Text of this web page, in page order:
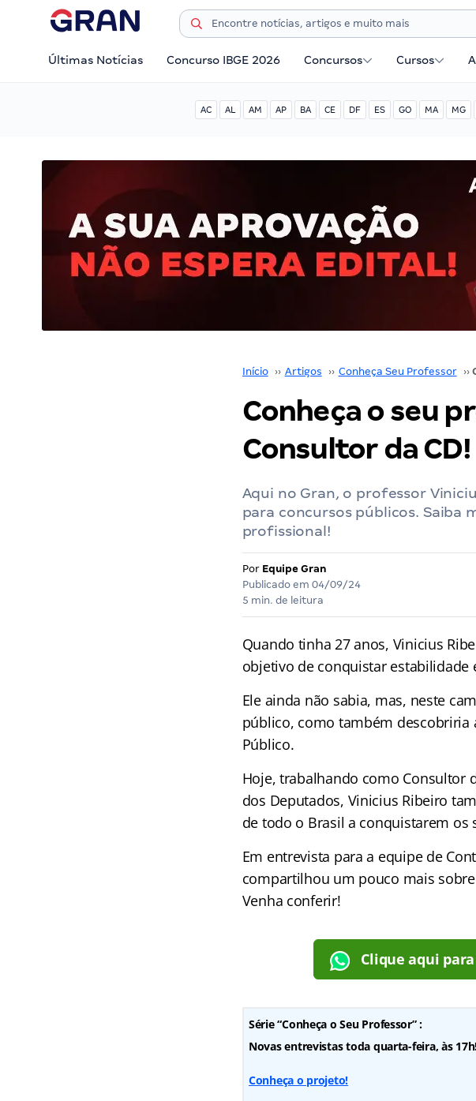
Últimas Notícias Concurso IBGE 2026 Concursos Cursos
AC AL AM AP BA CE DF ES GO MA MG
Início ›› Artigos ›› Conheça Seu Professor ››
Conheça o seu
Consultor da CD!
Aqui no Gran, o professor
para concursos públicos. Saiba
profissional!
Por Equipe Gran
Publicado em 04/09/24
5 min. de leitura
Quando tinha 27 anos, Vinicius
objetivo de conquistar
Ele ainda não sabia, mas, neste
público, como também descobriria
Público.
Hoje, trabalhando como Consultor
dos Deputados, Vinicius Ribeiro
de todo o Brasil a conquistarem os
Em entrevista para a equipe de
compartilhou um pouco mais
Venha conferir!
Clique aqui
Série “Conheça o Seu Professor” :
Novas entrevistas toda quarta-feira, às
Conheça o projeto!